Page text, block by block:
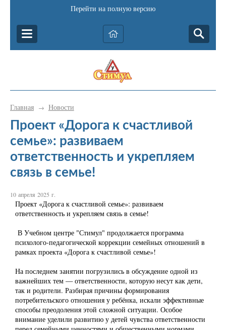
Перейти на полную версию
Главная → Новости
Проект «Дорога к счастливой
семье»: развиваем
ответственность и укрепляем
связь в семье!
10 апреля 2025 г.
Проект «Дорога к счастливой семье»: развиваем
ответственность и укрепляем связь в семье!
В Учебном центре "Стимул" продолжается программа
психолого-педагогической коррекции семейных отношений в
рамках проекта «Дорога к счастливой семье»!
На последнем занятии погрузились в обсуждение одной из
важнейших тем — ответственности, которую несут как дети,
так и родители. Разбирая причины формирования
потребительского отношения у ребёнка, искали эффективные
способы преодоления этой сложной ситуации. Особое
внимание уделили развитию у детей чувства ответственности